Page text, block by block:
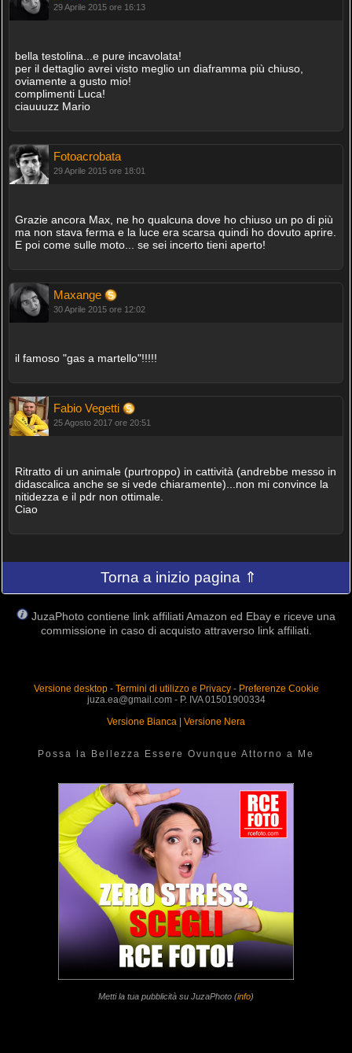
29 Aprile 2015 ore 16:13
bella testolina...e pure incavolata!
per il dettaglio avrei visto meglio un diaframma più chiuso,
oviamente a gusto mio!
complimenti Luca!
ciauuuzz Mario
Fotoacrobata
29 Aprile 2015 ore 18:01
Grazie ancora Max, ne ho qualcuna dove ho chiuso un po di più
ma non stava ferma e la luce era scarsa quindi ho dovuto aprire.
E poi come sulle moto... se sei incerto tieni aperto!
Maxange
30 Aprile 2015 ore 12:02
il famoso "gas a martello"!!!!!
Fabio Vegetti
25 Agosto 2017 ore 20:51
Ritratto di un animale (purtroppo) in cattività (andrebbe messo in
didascalica anche se si vede chiaramente)...non mi convince la
nitidezza e il pdr non ottimale.
Ciao
Torna a inizio pagina ⇑
JuzaPhoto contiene link affiliati Amazon ed Ebay e riceve una
commissione in caso di acquisto attraverso link affiliati.
Versione desktop- Termini di utilizzo e Privacy- Preferenze Cookie
juza.ea@gmail.com - P. IVA 01501900334
Versione Bianca
Versione Nera
Possa la Bellezza Essere Ovunque Attorno a Me
Metti la tua pubblicità su JuzaPhoto (info)